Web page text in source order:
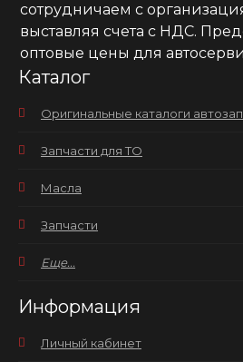
сотрудничаем с
выставляя счета с НДС.
оптовые цены для
Каталог
Оригинальные каталоги
Запчасти для ТО
Масла
Запчасти
Еще...
Информация
Личный кабинет